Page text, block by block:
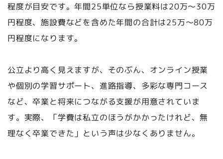
程度が目安です。年間25単位なら授業料は20万〜30万
円程度、施設費などを含めた年間の合計は25万〜80万
円程度になります。
公立より高く見えますが、そのぶん、オンライン授業
や個別の学習サポート、進路指導、多彩な専門コース
など、卒業と将来につながる支援が用意されていま
す。実際、「学費は私立のほうがかかったけれど、無
理なく卒業できた」という声は少なくありません。